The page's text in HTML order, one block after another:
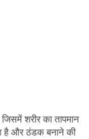
शरीर का तापमान
है और ठंडक बनाने की